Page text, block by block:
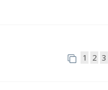
1 2 3